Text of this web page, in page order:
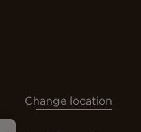
Change location